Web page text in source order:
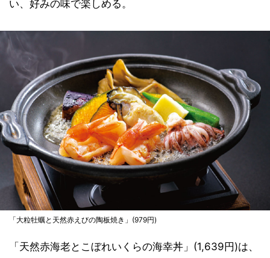
い、好みの味で楽しめる。
「大粒牡蠣と天然赤えびの陶板焼き」(979円)
「天然赤海老とこぼれいくらの海幸丼」(1,639円)は、